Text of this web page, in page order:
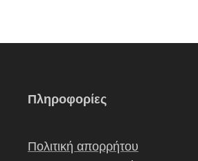
Πληροφορίες
Πολιτική απορρήτου